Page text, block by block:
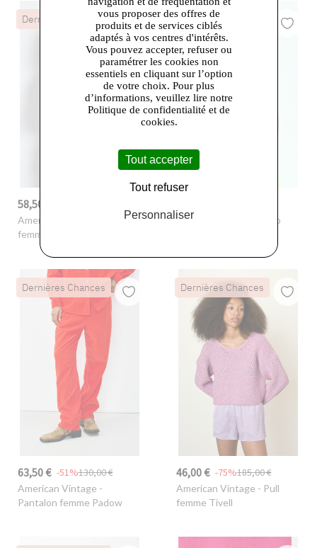
Dernières Chances
58,50 €
American Vintage
- Blazer
femme Detown
Dernières Chances
American Vintage
- Top
Dernières Chances
63,50 € 130,00 €
-51%
American Vintage -
Pantalon femme Padow
Dernières Chances
46,00 € 185,00 €
-75%
American Vintage - Pull
femme Tivell
vous proposer des offres de
produits et de services ciblés
adaptés à vos centres d'intérêts.
Vous pouvez accepter, refuser ou
paramétrer les cookies non
essentiels en cliquant sur l’option
de votre choix. Pour plus
d’informations, veuillez lire notre
Politique de confidentialité et de
cookies.
Tout accepter
Tout refuser
Personnaliser